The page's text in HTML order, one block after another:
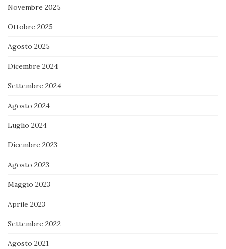
Novembre 2025
Ottobre 2025
Agosto 2025
Dicembre 2024
Settembre 2024
Agosto 2024
Luglio 2024
Dicembre 2023
Agosto 2023
Maggio 2023
Aprile 2023
Settembre 2022
Agosto 2021